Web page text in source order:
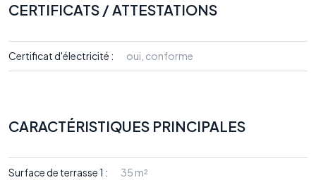
CERTIFICATS / ATTESTATIONS
Certificat d'électricité : oui, conforme
CARACTÉRISTIQUES PRINCIPALES
Surface de terrasse 1 : 35 m²